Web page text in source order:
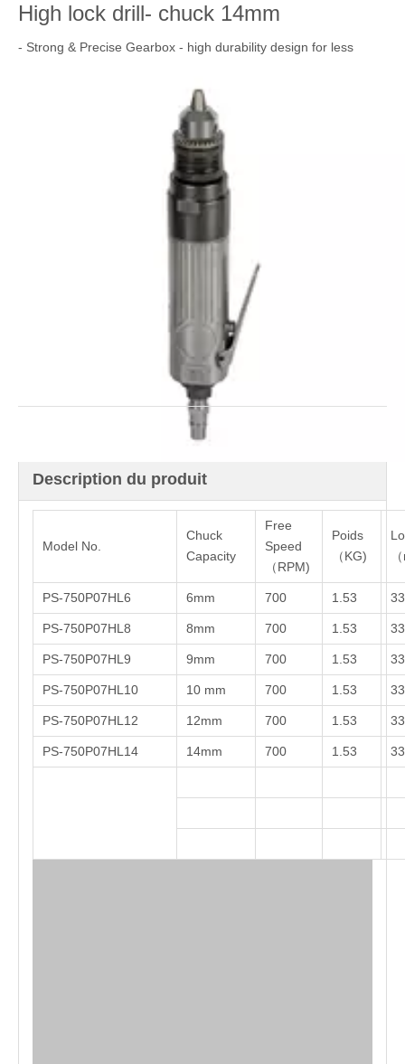
High lock drill- chuck 14mm
- Strong & Precise Gearbox - high durability design for less
- Built in silencer for operator comfort, "CE" compliant.
- Durable and lightweight cast aluminum body.
- Compact drill body packs a punch! Only 155mm long, weighs
- Ergonomically designed, making operation more comfortable
enquête
Marque de produit:
Description du produit
Model No.
Chuck
Capacity
Free
Speed
（RPM)
Poids
（KG)
PS-750P07HL6 6mm 700 1.53
PS-750P07HL8 8mm 700 1.53
PS-750P07HL9 9mm 700 1.53
PS-750P07HL10 10 mm 700 1.53
PS-750P07HL12 12mm 700 1.53
PS-750P07HL14 14mm 700 1.53